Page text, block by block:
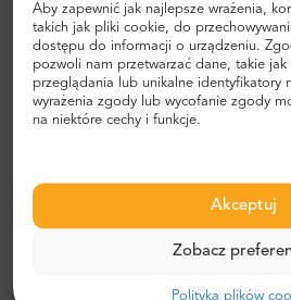
Aby zapewnić jak najlepsze wrażenia,
takich jak pliki cookie, do
dostępu do informacji o urządzeniu.
pozwoli nam przetwarzać dane, takie jak
przeglądania lub unikalne identyfikatory
wyrażenia zgody lub wycofanie zgody
na niektóre cechy i funkcje.
Akceptuj
Zobacz
Polityka plików
Szybko przejedź z Hiszpanii
w mniej niż 3 godziny. Nie
jedną z najlepszych
ofercie. Jednak ze względu
wpływy hiszpańskie jest to
autobusy i skrzynki pocztowe
Wielkiej Brytanii. Możesz
angielskie śniadanie lub piwo